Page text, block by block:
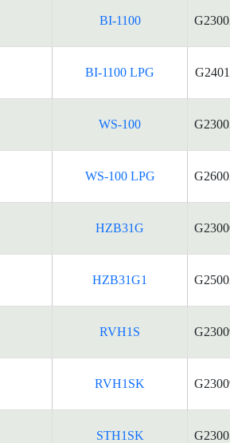
BI-1100
BI-1100 LPG
WS-100
WS-100 LPG
HZB31G
HZB31G1
RVH1S
RVH1SK
STH1SK